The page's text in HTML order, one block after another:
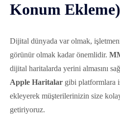
Konum
Dijital dünyada var olmak,
görünür olmak kadar önemlidir.
dijital haritalarda yerini almasını
Apple Haritalar gibi platformlara
ekleyerek müşterilerinizin size
getiriyoruz.